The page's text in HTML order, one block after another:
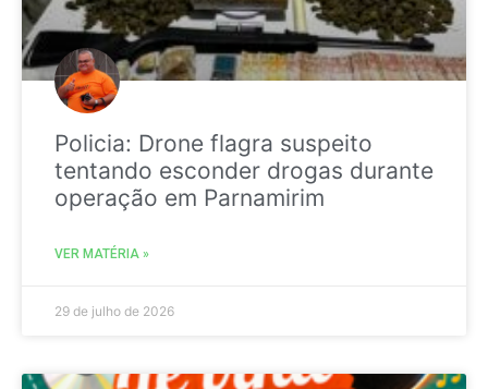
Policia: Drone flagra suspeito
tentando esconder drogas durante
operação em Parnamirim
VER MATÉRIA »
29 de julho de 2026